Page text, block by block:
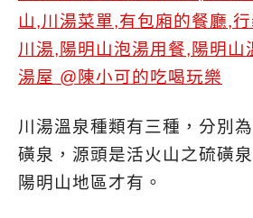
川湯溫泉種類有三種，分別
磺泉，源頭是活火山之硫磺
陽明山地區才有。